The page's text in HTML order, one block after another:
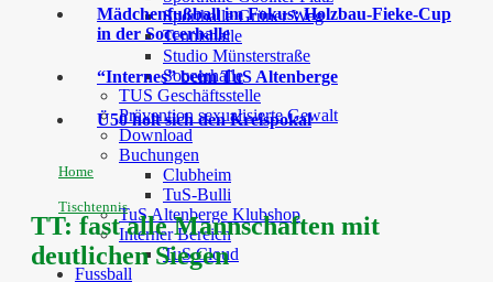
Sporthalle Grüner Weg
Tennishalle
Studio Münsterstraße
Soccerhalle
TUS Geschäftsstelle
Prävention sexualisierte Gewalt
Download
Buchungen
Clubheim
TuS-Bulli
TuS Altenberge Klubshop
Interner Bereich
TuS Cloud
Fussball
Mädchenfußball im Fokus: Holzbau-Fieke-Cup
in der Soccerhalle
“Internes” beim TuS Altenberge
Ü50 holt sich den Kreispokal
Home
Tischtennis
TT: fast alle Mannschaften mit
deutlichen Siegen